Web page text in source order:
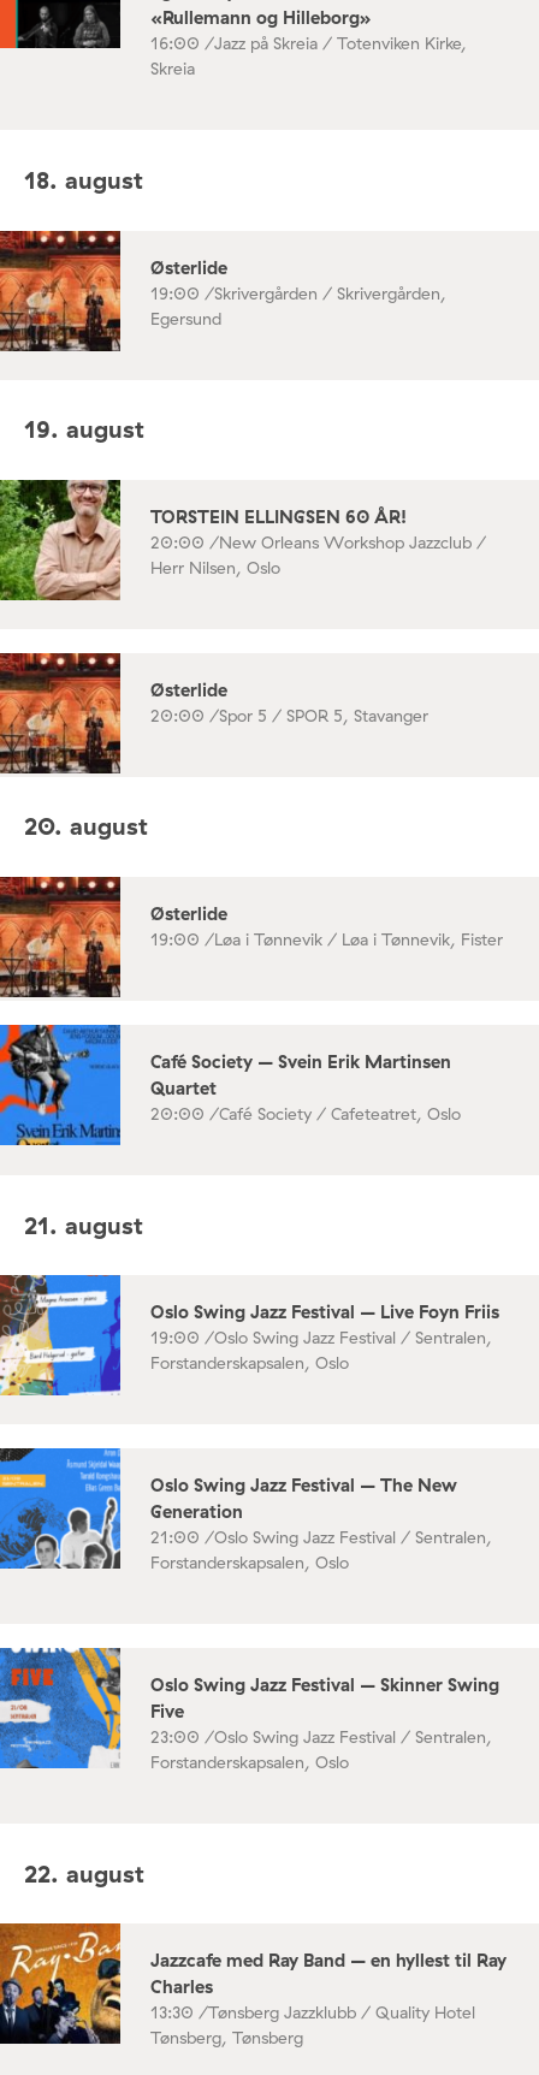
«Rullemann og Hilleborg»
16:00 /Jazz på Skreia / Totenviken Kirke,
Skreia
18. august
Østerlide
19:00 /Skrivergården / Skrivergården,
Egersund
19. august
TORSTEIN ELLINGSEN 60 ÅR!
20:00 /New Orleans Workshop Jazzclub /
Herr Nilsen, Oslo
Østerlide
20:00 /Spor 5 / SPOR 5, Stavanger
20. august
Østerlide
19:00 /Løa i Tønnevik / Løa i Tønnevik, Fister
Café Society – Svein Erik Martinsen
Quartet
20:00 /Café Society / Cafeteatret, Oslo
21. august
Oslo Swing Jazz Festival – Live Foyn Friis
19:00 /Oslo Swing Jazz Festival / Sentralen,
Forstanderskapsalen, Oslo
Oslo Swing Jazz Festival – The New
Generation
21:00 /Oslo Swing Jazz Festival / Sentralen,
Forstanderskapsalen, Oslo
Oslo Swing Jazz Festival – Skinner Swing
Five
23:00 /Oslo Swing Jazz Festival / Sentralen,
Forstanderskapsalen, Oslo
22. august
Jazzcafe med Ray Band – en hyllest til Ray
Charles
13:30 /Tønsberg Jazzklubb / Quality Hotel
Tønsberg, Tønsberg